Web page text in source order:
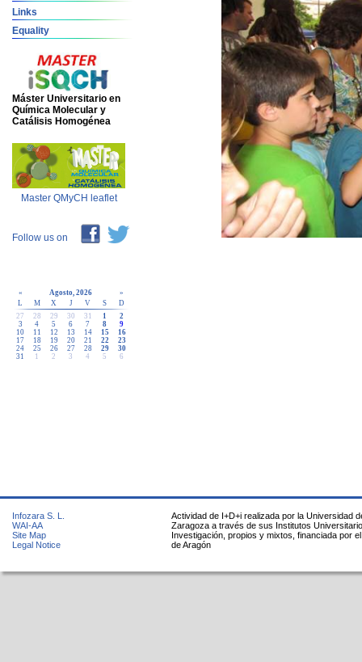
Links
Equality
Máster Universitario en
Química Molecular y
Catálisis Homogénea
Master QMyCH leaflet
Follow us on
« Agosto, 2026
»
L
M X J V S
D
27
28 29 30 31 1
2
3
4 5 6 7 8
9
10
11 12 13 14 15
16
17
18 19 20 21 22
23
24
25 26 27 28 29
30
31
1 2 3 4 5 6
Infozara S. L.
WAI-AA
Site Map
Legal Notice
Actividad de I+D+i realizada por la Universidad
Zaragoza a través de sus Institutos
Investigación, propios y mixtos, financiada por
de Aragón